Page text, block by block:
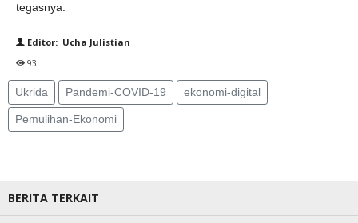
tegasnya.
Editor: Ucha Julistian
93
Ukrida Pandemi-COVID-19 ekonomi-digital
Pemulihan-Ekonomi
BERITA TERKAIT